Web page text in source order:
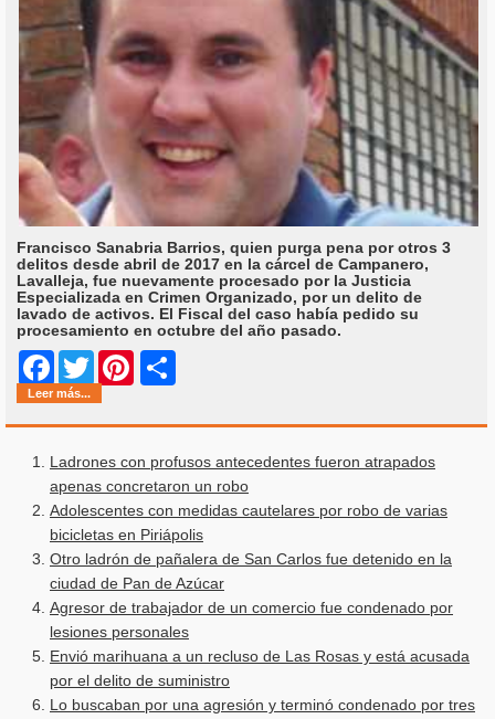
Francisco Sanabria Barrios, quien purga pena por otros 3
delitos desde abril de 2017 en la cárcel de Campanero,
Lavalleja, fue nuevamente procesado por la Justicia
Especializada en Crimen Organizado, por un delito de
lavado de activos. El Fiscal del caso había pedido su
procesamiento en octubre del año pasado.
Facebook
Twitter Pinterest
Leer más...
Ladrones con profusos antecedentes fueron atrapados
apenas concretaron un robo
Adolescentes con medidas cautelares por robo de varias
bicicletas en Piriápolis
Otro ladrón de pañalera de San Carlos fue detenido en la
ciudad de Pan de Azúcar
Agresor de trabajador de un comercio fue condenado por
lesiones personales
Envió marihuana a un recluso de Las Rosas y está acusada
por el delito de suministro
Lo buscaban por una agresión y terminó condenado por tres